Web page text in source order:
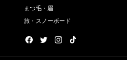
まつ毛・眉
旅・スノーボード